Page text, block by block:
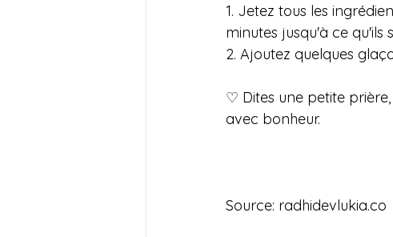
1. Jetez tous les
minutes jusqu'à ce qu'ils
2. Ajoutez quelques
♡ Dites une petite
avec bonheur.
Source: radhidevlukia.co